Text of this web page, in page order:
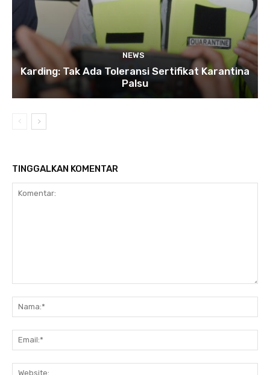
NEWS
Karding: Tak Ada Toleransi Sertifikat Karantina
Palsu
TINGGALKAN KOMENTAR